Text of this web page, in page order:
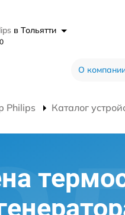
в Тольятти
О
Philips Каталог